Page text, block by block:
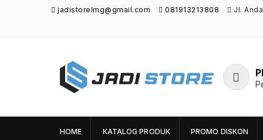
jadistorelmg@gmail.com 081913213808 Jl.
Jadi Store
Unik di Lamongan
HOME KATALOG PRODUK PROMO DISKON